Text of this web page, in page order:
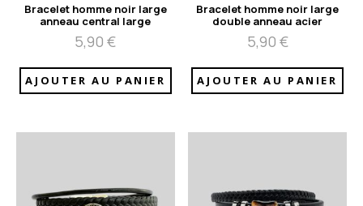
Bracelet homme noir large
anneau central large
5,90€
AJOUTER AU PANIER
Bracelet homme noir large
double anneau acier
5,90 €
AJOUTER AU PANIER